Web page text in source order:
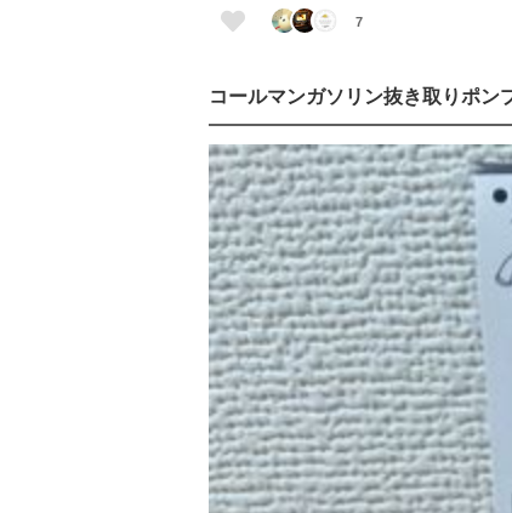
7
コールマンガソリン抜き取りポン